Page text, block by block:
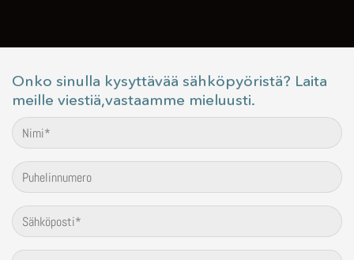
Onko sinulla kysyttävää sähköpyöristä? Laita
meille viestiä,vastaamme mieluusti.